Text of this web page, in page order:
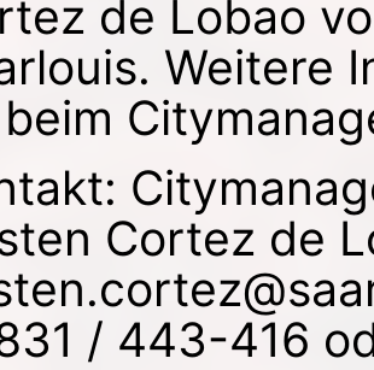
de Lobao
Weitere
Cortez de
/ 443-416